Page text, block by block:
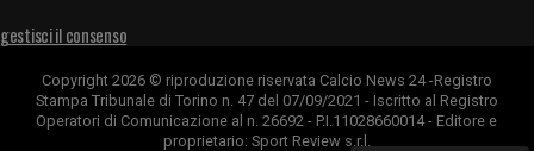
gestisci il consenso
Copyright 2026 © riproduzione riservata Calcio News 24 -Registro
Stampa Tribunale di Torino n. 47 del 07/09/2021 - Iscritto al Registro
Operatori di Comunicazione al n. 26692 - P.I.11028660014 - Editore e
proprietario: Sport Review s.r.l.